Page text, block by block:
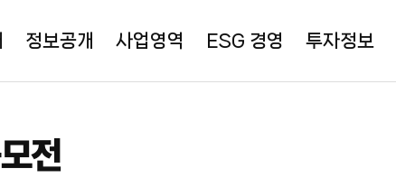
정보공개 사업영역 ESG 경영 투자정보
전